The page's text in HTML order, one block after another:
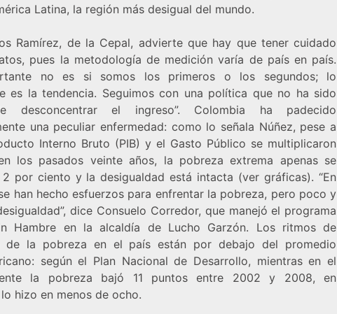
Latina, la región más desigual del mundo.
Ramírez, de la Cepal, advierte que hay que tener cuidado
pues la metodología de medición varía de país en país.
no es si somos los primeros o los segundos; lo
es la tendencia. Seguimos con una política que no ha sido
desconcentrar el ingreso”. Colombia ha padecido
una peculiar enfermedad: como lo señala Núñez, pese a
Interno Bruto (PIB) y el Gasto Público se multiplicaron
los pasados veinte años, la pobreza extrema apenas se
por ciento y la desigualdad está intacta (ver gráficas). “En
han hecho esfuerzos para enfrentar la pobreza, pero poco y
dice Consuelo Corredor, que manejó el programa
Hambre en la alcaldía de Lucho Garzón. Los ritmos de
de la pobreza en el país están por debajo del promedio
según el Plan Nacional de Desarrollo, mientras en el
la pobreza bajó 11 puntos entre 2002 y 2008, en
hizo en menos de ocho.